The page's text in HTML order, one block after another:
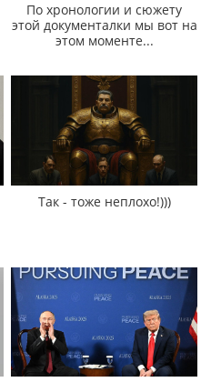
По хронологии и сюжету
этой документалки мы вот на
этом моменте...
Так - тоже неплохо!)))